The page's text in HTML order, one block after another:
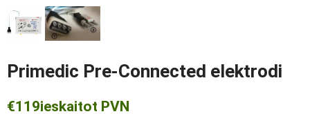
Primedic Pre-Connected elektrodi
€119ieskaitot PVN